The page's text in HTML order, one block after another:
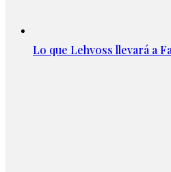
Lo que Lehvoss llevará a